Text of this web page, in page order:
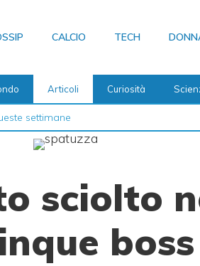
CALCIO TECH
Articoli Curiosità
settimane
sciolto